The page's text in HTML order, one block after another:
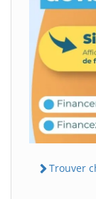
Trouver